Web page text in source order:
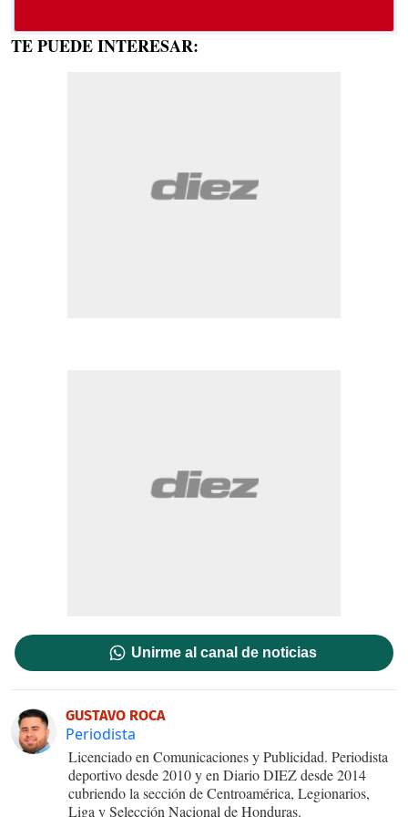
TE PUEDE INTERESAR:
Unirme al canal de noticias
GUSTAVO ROCA
Periodista
Licenciado en Comunicaciones y Publicidad. Periodista
deportivo desde 2010 y en Diario DIEZ desde 2014
cubriendo la sección de Centroamérica, Legionarios,
Liga y Selección Nacional de Honduras.